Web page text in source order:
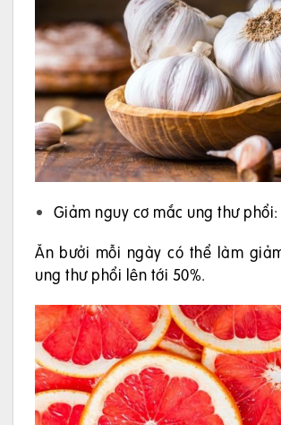
Giảm nguy cơ mắc ung thư phổi:
Ăn bưởi mỗi ngày có thể làm
ung thư phổi lên tới 50%.